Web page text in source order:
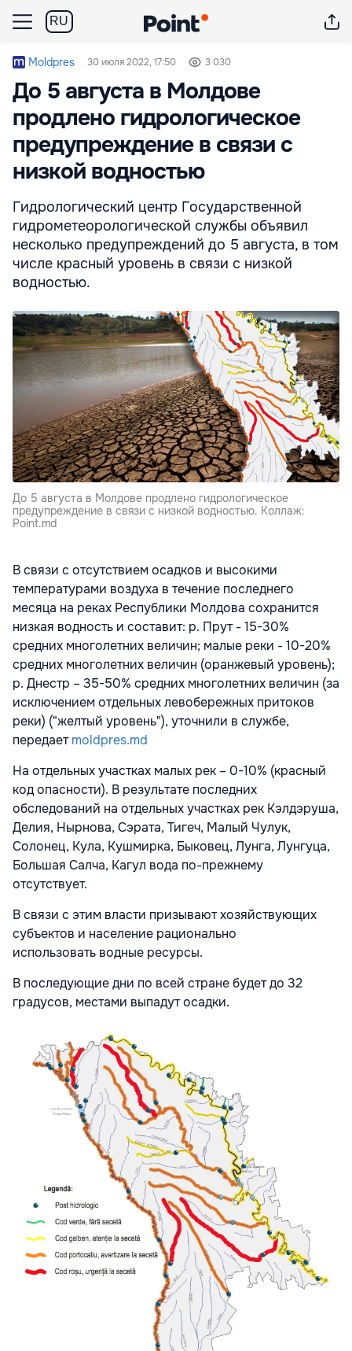
RU
Moldpres 30 июля 2022, 17:50 3 030
До 5 августа в Молдове
продлено гидрологическое
предупреждение в связи с
низкой водностью
Гидрологический центр Государственной
гидрометеорологической службы объявил
несколько предупреждений до 5 августа, в том
числе красный уровень в связи с низкой
водностью.
До 5 августа в Молдове продлено гидрологическое
предупреждение в связи с низкой водностью. Коллаж:
Point.md
В связи с отсутствием осадков и высокими
температурами воздуха в течение последнего
месяца на реках Республики Молдова сохранится
низкая водность и составит: р. Прут - 15-30%
средних многолетних величин; малые реки - 10-20%
средних многолетних величин (оранжевый уровень);
р. Днестр – 35-50% средних многолетних величин (за
исключением отдельных левобережных притоков
реки) ("желтый уровень"), уточнили в службе,
передаетmoldpres.md
На отдельных участках малых рек – 0-10% (красный
код опасности). В результате последних
обследований на отдельных участках рек Кэлдэруша,
Делия, Нырнова, Сэрата, Тигеч, Малый Чулук,
Солонец, Кула, Кушмирка, Быковец, Лунга, Лунгуца,
Большая Салча, Кагул вода по-прежнему
отсутствует.
В связи с этим власти призывают хозяйствующих
субъектов и население рационально
использовать водные ресурсы.
В последующие дни по всей стране будет до 32
градусов, местами выпадут осадки.